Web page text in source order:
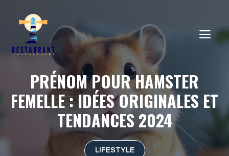
contenu
PRÉNOM POUR HAMSTER
FEMELLE : IDÉES ORIGINALES ET
TENDANCES 2024
LIFESTYLE